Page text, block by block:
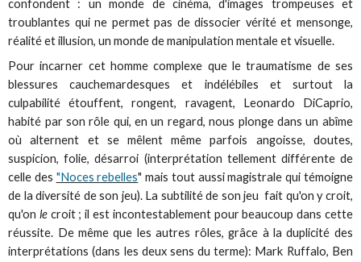
confondent : un monde de cinéma, d'images trompeuses et
troublantes qui ne permet pas de dissocier vérité et mensonge,
réalité et illusion, un monde de manipulation mentale et visuelle.
Pour incarner cet homme complexe que le traumatisme de ses
blessures cauchemardesques et indélébiles et surtout la
culpabilité étouffent, rongent, ravagent, Leonardo DiCaprio,
habité par son rôle qui, en un regard, nous plonge dans un abîme
où alternent et se mêlent même parfois angoisse, doutes,
suspicion, folie, désarroi (interprétation tellement différente de
celle des "Noces rebelles" mais tout aussi magistrale qui témoigne
de la diversité de son jeu). La subtilité de son jeu fait qu'on y croit,
qu'on lecroit ; il est incontestablement pour beaucoup dans cette
réussite. De même que les autres rôles, grâce à la duplicité des
interprétations (dans les deux sens du terme): Mark Ruffalo, Ben